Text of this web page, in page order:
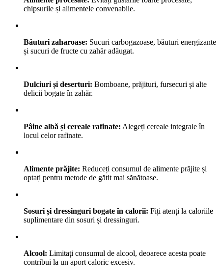
chipsurile și alimentele convenabile.
Băuturi zaharoase: Sucuri carbogazoase, băuturi energizante
și sucuri de fructe cu zahăr adăugat.
Dulciuri și deserturi: Bomboane, prăjituri, fursecuri și alte
delicii bogate în zahăr.
Pâine albă și cereale rafinate: Alegeți cereale integrale în
locul celor rafinate.
Alimente prăjite: Reduceți consumul de alimente prăjite și
optați pentru metode de gătit mai sănătoase.
Sosuri și dressinguri bogate în calorii: Fiți atenți la caloriile
suplimentare din sosuri și dressinguri.
Alcool: Limitați consumul de alcool, deoarece acesta poate
contribui la un aport caloric excesiv.